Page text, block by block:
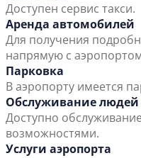
Доступен сервис такси.
Аренда автомобилей
Для получения
напрямую с
Парковка
В аэропорту имеется
Обслуживание
Доступно
возможностями.
Услуги аэропорта